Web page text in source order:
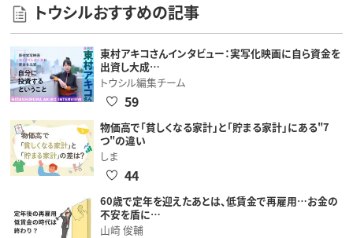
トウシルおすすめの記事
東村アキコさんインタビュー：実写化映画に自ら資金を
出資し大成…
トウシル編集チーム
59
物価高で「貧しくなる家計」と「貯まる家計」にある"7
つ"の違い
しま
44
60歳で定年を迎えたあとは、低賃金で再雇用…お金の
不安を盾に…
山崎 俊輔